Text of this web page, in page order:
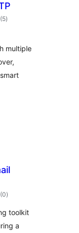
(5tổng
đánh
)
multiple
(0tổng
đánh
)
toolkit
a